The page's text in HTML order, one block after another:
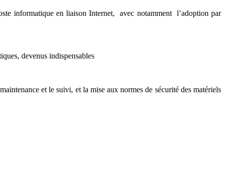
informatique en liaison Internet, avec notamment l’adoption par
devenus indispensables
et le suivi, et la mise aux normes de sécurité des matériels